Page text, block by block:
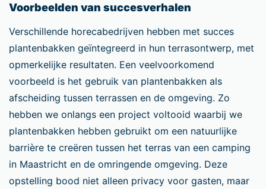
Voorbeelden van succesverhalen
Verschillende horecabedrijven hebben met succes
plantenbakken geïntegreerd in hun terrasontwerp, met
opmerkelijke resultaten. Een veelvoorkomend
voorbeeld is het gebruik van plantenbakken als
afscheiding tussen terrassen en de omgeving. Zo
hebben we onlangs een project voltooid waarbij we
plantenbakken hebben gebruikt om een natuurlijke
barrière te creëren tussen het terras van een camping
in Maastricht en de omringende omgeving. Deze
opstelling bood niet alleen privacy voor gasten, maar